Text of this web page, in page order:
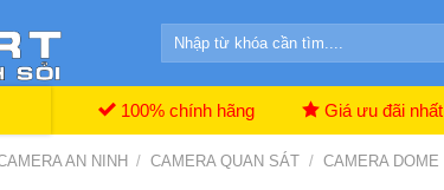
Search
100% chính hãng Giá ưu đãi nhất
AN NINH / CAMERA QUAN SÁT / CAMERA DOME